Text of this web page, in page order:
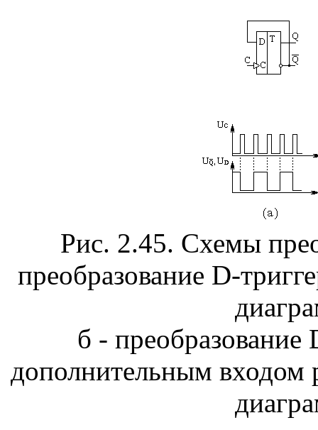
Рис. 2.45. Схемы
преобразование D-
б - преобразование
дополнительным входом